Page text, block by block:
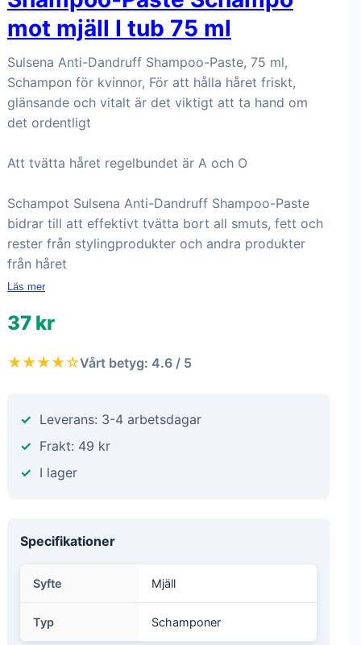
mot mjäll I tub 75 ml
Sulsena Anti-Dandruff Shampoo-Paste, 75 ml,
Schampon för kvinnor, För att hålla håret friskt,
glänsande och vitalt är det viktigt att ta hand om
det ordentligt
Att tvätta håret regelbundet är A och O
Schampot Sulsena Anti-Dandruff Shampoo-Paste
bidrar till att effektivt tvätta bort all smuts, fett och
rester från stylingprodukter och andra produkter
från håret
Läs mer
37 kr
★★★★☆Vårt betyg: 4.6 / 5
Leverans: 3-4 arbetsdagar
Frakt: 49 kr
I lager
Specifikationer
Syfte Mjäll
Typ Schamponer